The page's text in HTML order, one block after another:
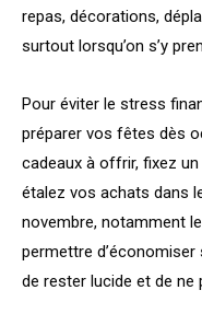
repas, décorations,
surtout lorsqu’on s’y
Pour éviter le stress
préparer vos fêtes dès
cadeaux à offrir, fixez
étalez vos achats dans
novembre, notamment
permettre
de rester lucide et de ne